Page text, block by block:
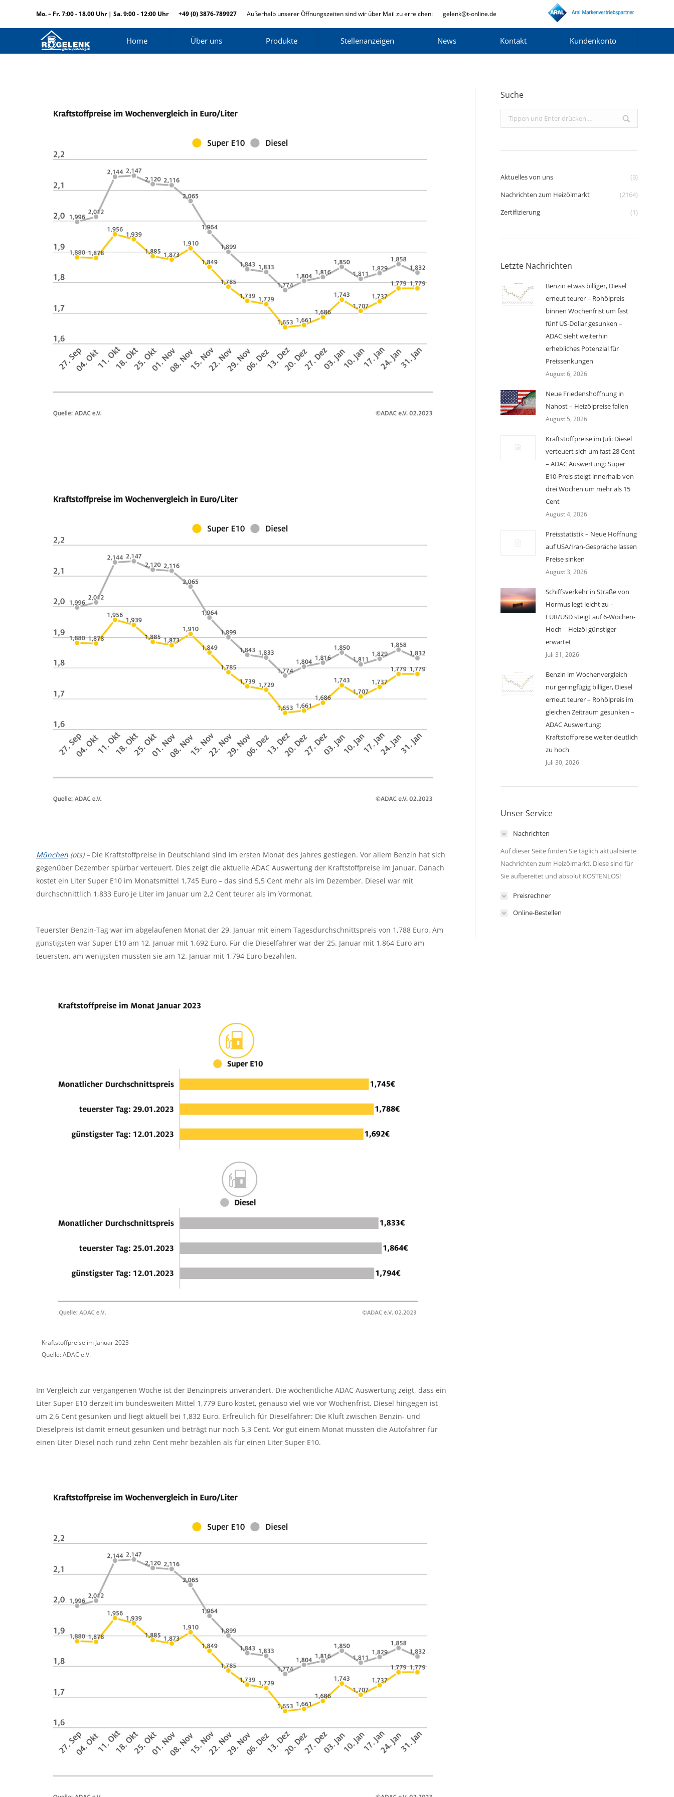
Mo. – Fr. 7:00 - 18.00 Uhr | Sa. 9:00 - 12:00 Uhr +49 (0) 3876-789927 Außerhalb unserer Öffnungszeiten sind wir über Mail zu erreichen: gelenk@t-online.de
Home Über uns Produkte Stellenanzeigen News Kontakt Kundenkonto
München (ots) – Die Kraftstoffpreise in Deutschland sind im ersten Monat des Jahres gestiegen. Vor allem Benzin hat sich
gegenüber Dezember spürbar verteuert. Dies zeigt die aktuelle ADAC Auswertung der Kraftstoffpreise im Januar. Danach
kostet ein Liter Super E10 im Monatsmittel 1,745 Euro – das sind 5,5 Cent mehr als im Dezember. Diesel war mit
durchschnittlich 1,833 Euro je Liter im Januar um 2,2 Cent teurer als im Vormonat.
Teuerster Benzin-Tag war im abgelaufenen Monat der 29. Januar mit einem Tagesdurchschnittspreis von 1,788 Euro. Am
günstigsten war Super E10 am 12. Januar mit 1,692 Euro. Für die Dieselfahrer war der 25. Januar mit 1,864 Euro am
teuersten, am wenigsten mussten sie am 12. Januar mit 1,794 Euro bezahlen.
Kraftstoffpreise im Januar 2023
Quelle: ADAC e.V.
Im Vergleich zur vergangenen Woche ist der Benzinpreis unverändert. Die wöchentliche ADAC Auswertung zeigt, dass ein
Liter Super E10 derzeit im bundesweiten Mittel 1,779 Euro kostet, genauso viel wie vor Wochenfrist. Diesel hingegen ist
um 2,6 Cent gesunken und liegt aktuell bei 1,832 Euro. Erfreulich für Dieselfahrer: Die Kluft zwischen Benzin- und
Dieselpreis ist damit erneut gesunken und beträgt nur noch 5,3 Cent. Vor gut einem Monat mussten die Autofahrer für
einen Liter Diesel noch rund zehn Cent mehr bezahlen als für einen Liter Super E10.
Suche
Search:
Aktuelles von uns
(3)
Nachrichten zum Heizölmarkt
(2164)
Zertifizierung
(1)
Letzte Nachrichten
Benzin etwas billiger, Diesel
erneut teurer – Rohölpreis
binnen Wochenfrist um fast
fünf US-Dollar gesunken –
ADAC sieht weiterhin
erhebliches Potenzial für
Preissenkungen
August 6, 2026
Neue Friedenshoffnung in
Nahost – Heizölpreise fallen
August 5, 2026
Kraftstoffpreise im Juli: Diesel
verteuert sich um fast 28 Cent
– ADAC Auswertung: Super
E10-Preis steigt innerhalb von
drei Wochen um mehr als 15
Cent
August 4, 2026
Preisstatistik – Neue Hoffnung
auf USA/Iran-Gespräche lassen
Preise sinken
August 3, 2026
Schiffsverkehr in Straße von
Hormus legt leicht zu –
EUR/USD steigt auf 6-Wochen-
Hoch – Heizöl günstiger
erwartet
Juli 31, 2026
Benzin im Wochenvergleich
nur geringfügig billiger, Diesel
erneut teurer – Rohölpreis im
gleichen Zeitraum gesunken –
ADAC Auswertung:
Kraftstoffpreise weiter deutlich
zu hoch
Juli 30, 2026
Unser Service
Nachrichten
Auf dieser Seite finden Sie täglich aktualisierte
Nachrichten zum Heizölmarkt. Diese sind für
Sie aufbereitet und absolut KOSTENLOS!
Preisrechner
Online-Bestellen